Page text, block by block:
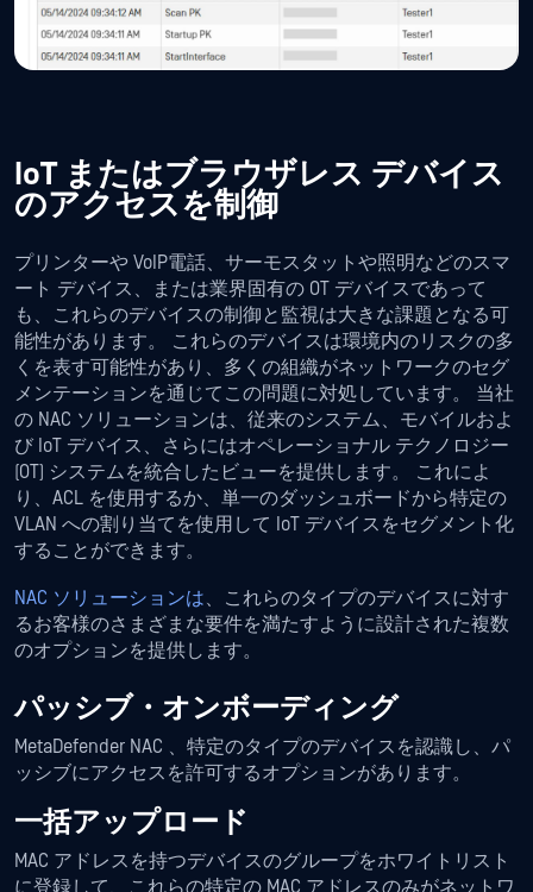
IoT またはブラウザレス デバイス
のアクセスを制御
プリンターや VoIP電話、サーモスタットや照明などのスマ
ート デバイス、または業界固有の OT デバイスであって
も、これらのデバイスの制御と監視は大きな課題となる可
能性があります。 これらのデバイスは環境内のリスクの多
くを表す可能性があり、多くの組織がネットワークのセグ
メンテーションを通じてこの問題に対処しています。 当社
の NAC ソリューションは、従来のシステム、モバイルおよ
び IoT デバイス、さらにはオペレーショナル テクノロジー
(OT) システムを統合したビューを提供します。 これによ
り、ACL を使用するか、単一のダッシュボードから特定の
VLAN への割り当てを使用して IoT デバイスをセグメント化
することができます。
NAC ソリューションは 、これらのタイプのデバイスに対す
るお客様のさまざまな要件を満たすように設計された複数
のオプションを提供します。
パッシブ・オンボーディング
MetaDefender NAC 、特定のタイプのデバイスを認識し、パ
ッシブにアクセスを許可するオプションがあります。
一括アップロード
MAC アドレスを持つデバイスのグループをホワイトリスト
に登録して、これらの特定の MAC アドレスのみがネットワ